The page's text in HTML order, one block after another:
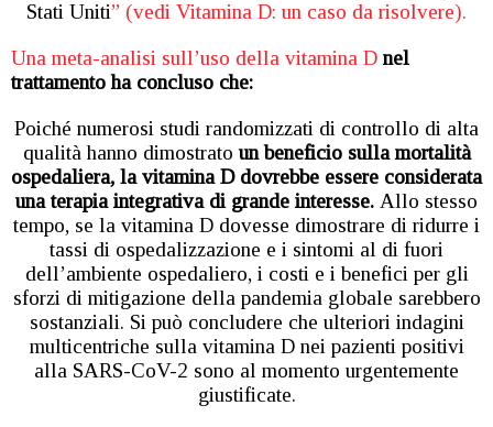
Stati Uniti” (vedi Vitamina D: un caso da risolvere).
Una meta-analisi sull’uso della vitamina D nel
trattamento ha concluso che:
Poiché numerosi studi randomizzati di controllo di alta
qualità hanno dimostrato un beneficio sulla mortalità
ospedaliera, la vitamina D dovrebbe essere considerata
una terapia integrativa di grande interesse. Allo stesso
tempo, se la vitamina D dovesse dimostrare di ridurre i
tassi di ospedalizzazione e i sintomi al di fuori
dell’ambiente ospedaliero, i costi e i benefici per gli
sforzi di mitigazione della pandemia globale sarebbero
sostanziali. Si può concludere che ulteriori indagini
multicentriche sulla vitamina D nei pazienti positivi
alla SARS-CoV-2 sono al momento urgentemente
giustificate.